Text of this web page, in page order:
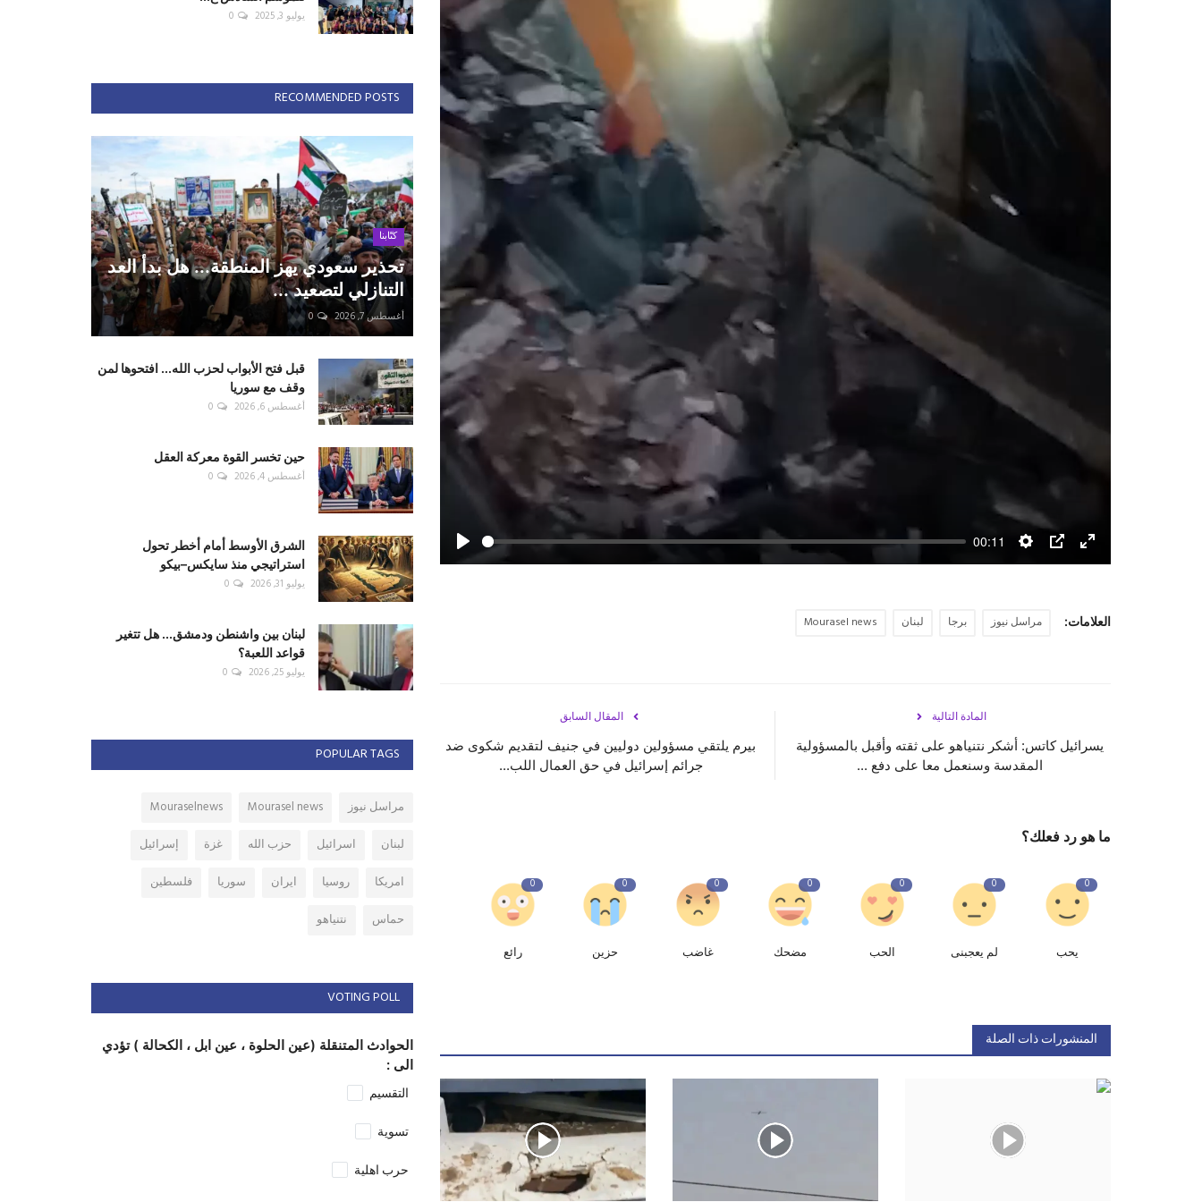
00:11
العلامات: مراسل نيوز برجا لبنان Mourasel news
المقال السابق
بيرم يلتقي مسؤولين دوليين في جنيف لتقديم شكوى ضد
جرائم إسرائيل في حق العمال اللب...
المادة التالية
يسرائيل كاتس: أشكر نتنياهو على ثقته وأقبل بالمسؤولية
المقدسة وسنعمل معا على دفع ...
ما هو رد فعلك؟
0
يحب
0
لم يعجبنى
0
الحب
0
مضحك
0
غاضب
0
حزين
0
رائع
المنشورات ذات الصلة
يوليو 3, 2025 0
RECOMMENDED POSTS
كتّابنا
تحذير سعودي يهز المنطقة... هل بدأ العد
التنازلي لتصعيد ...
أغسطس 7, 2026 0
قبل فتح الأبواب لحزب الله... افتحوها لمن
وقف مع سوريا
أغسطس 6, 2026 0
حين تخسر القوة معركة العقل
أغسطس 4, 2026 0
الشرق الأوسط أمام أخطر تحول
استراتيجي منذ سايكس–بيكو
يوليو 31, 2026 0
لبنان بين واشنطن ودمشق... هل تتغير
قواعد اللعبة؟
يوليو 25, 2026 0
POPULAR TAGS
مراسل نيوز Mourasel news
Mouraselnews
لبنان
اسرائيل حزب الله غزة
إسرائيل
امريكا
روسيا ايران سوريا
فلسطين
حماس
نتنياهو
VOTING POLL
الحوادث المتنقلة (عين الحلوة ، عين ابل ، الكحالة ) تؤدي
الى :
التقسيم
تسوية
حرب اهلية